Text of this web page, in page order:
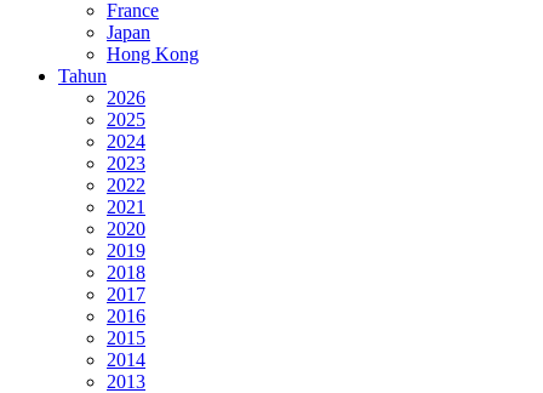
France
Japan
Hong Kong
Tahun
2026
2025
2024
2023
2022
2021
2020
2019
2018
2017
2016
2015
2014
2013